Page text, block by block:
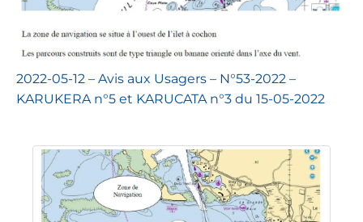
2022-05-12 – Avis aux Usagers – N°53-2022 –
KARUKERA n°5 et KARUCATA n°3 du 15-05-2022